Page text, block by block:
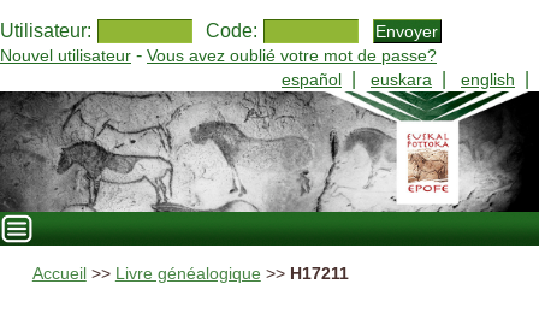
Utilisateur: Code:
Nouvel utilisateur - Vous avez oublié votre mot de passe?
español
euskara english
Accueil >> Livre généalogique >> H17211